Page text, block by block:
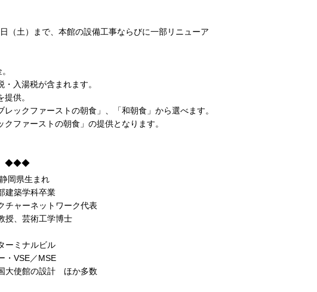
（土）まで、本館の設備工事ならびに一部リニューア
入湯税が含まれます。
供。
ックファーストの朝食」、「和朝食」から選べます。
ファーストの朝食」の提供となります。
◆◆◆
岡県生まれ
建築学科卒業
チャーネットワーク代表
授、芸術工学博士
ーミナルビル
・VSE／MSE
大使館の設計 ほか多数